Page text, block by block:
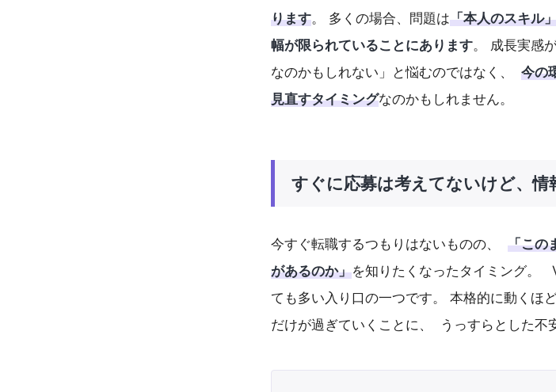
ります。 多くの場合、問題は「本人のスキル
幅が限られていることにあります。 成長実感
なのかもしれない」と悩むのではなく、 今の
見直すタイミングなのかもしれません。
すぐに応募は考えてないけど、
今すぐ転職するつもりはないものの、 「この
があるのか」を知りたくなったタイミング。
ても多い入り口の一つです。 本格的に動くほ
だけが過ぎていくことに、 うっすらとした不